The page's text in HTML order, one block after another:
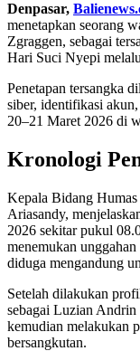
Denpasar,
menetapkan seorang
Zgraggen, sebagai
Hari Suci Nyepi
Penetapan tersangka
siber, identifikasi
20–21 Maret 2026 di
Kronologi
Kepala Bidang
Ariasandy,
2026 sekitar pukul
menemukan
diduga mengandung
Setelah dilakukan
sebagai Luzian Andrin
kemudian melakukan
bersangkutan.